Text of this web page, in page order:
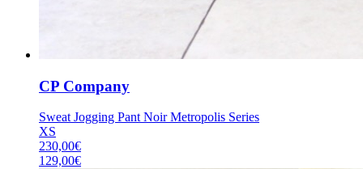
CP Company
Sweat Jogging Pant Noir Metropolis Series
XS
230,00€
129,00€